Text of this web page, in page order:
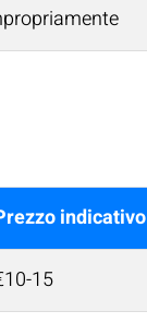
indicativo
15